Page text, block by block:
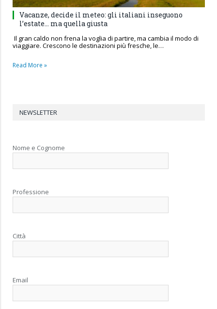
Vacanze, decide il meteo: gli italiani inseguono
l’estate… ma quella giusta
Il gran caldo non frena la voglia di partire, ma cambia il modo di
viaggiare. Crescono le destinazioni più fresche, le…
Read More »
NEWSLETTER
Nome e Cognome
Professione
Città
Email